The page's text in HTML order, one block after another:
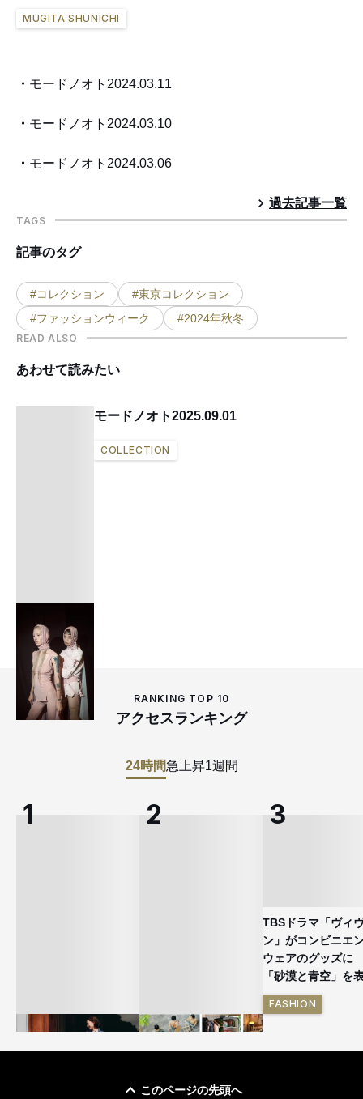
MUGITA SHUNICHI
モードノオト2024.03.11
モードノオト2024.03.10
モードノオト2024.03.06
過去記事一覧
TAGS
記事のタグ
#コレクション
#東京コレクション
#ファッションウィーク
#2024年秋冬
READ ALSO
あわせて読みたい
モードノオト2025.09.01
COLLECTION
RANKING TOP 10
アクセスランキング
24時間急上昇1週間
TBSドラマ「ヴィ
ン」がコンビニエ
ウェアのグッズ
「砂漠と青空」を
FASHION
このページの先頭へ